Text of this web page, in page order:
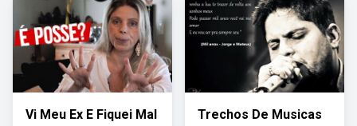
Vi Meu Ex E Fiquei Mal Trechos De Musicas